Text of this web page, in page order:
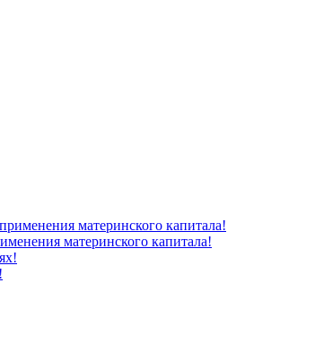
материнского капитала!